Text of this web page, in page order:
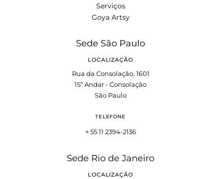
Serviços
Goya Artsy
Sede São Paulo
LOCALIZAÇÃO
Rua da Consolação, 1601
15º Andar - Consolação
São Paulo
TELEFONE
+ 55 11 2394-2136
Sede Rio de Janeiro
LOCALIZAÇÃO